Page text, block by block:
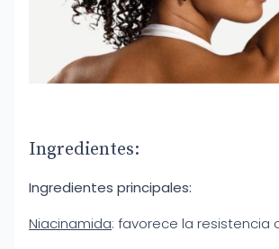
Ingredientes:
Ingredientes principales:
Niacinamida: favorece la resistencia